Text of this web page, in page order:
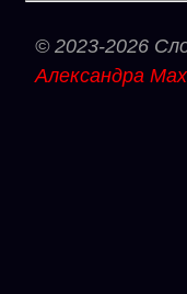
© 2023-2026
Александра